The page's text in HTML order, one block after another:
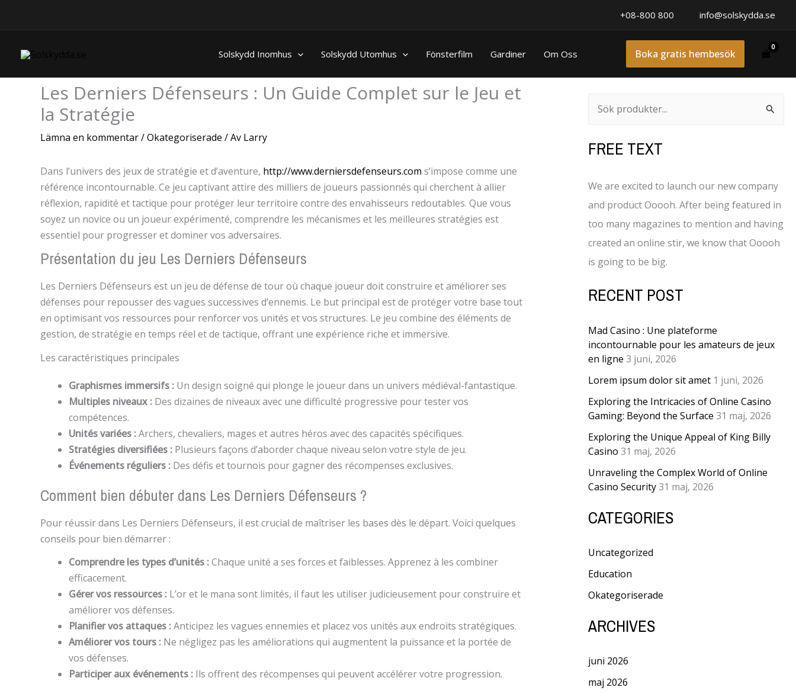
+08-800 800 info@solskydda.se
Solskydd Inomhus Solskydd Utomhus Fönsterfilm Gardiner Om Oss Boka gratis hembesök
Les Derniers Défenseurs : Un Guide Complet sur le Jeu et
la Stratégie
Lämna en kommentar/Okategoriserade / Av Larry
Dans l’univers des jeux de stratégie et d’aventure, http://www.derniersdefenseurs.com s’impose comme une
référence incontournable. Ce jeu captivant attire des milliers de joueurs passionnés qui cherchent à allier
réflexion, rapidité et tactique pour protéger leur territoire contre des envahisseurs redoutables. Que vous
soyez un novice ou un joueur expérimenté, comprendre les mécanismes et les meilleures stratégies est
essentiel pour progresser et dominer vos adversaires.
Présentation du jeu Les Derniers Défenseurs
Les Derniers Défenseurs est un jeu de défense de tour où chaque joueur doit construire et améliorer ses
défenses pour repousser des vagues successives d’ennemis. Le but principal est de protéger votre base tout
en optimisant vos ressources pour renforcer vos unités et vos structures. Le jeu combine des éléments de
gestion, de stratégie en temps réel et de tactique, offrant une expérience riche et immersive.
Les caractéristiques principales
Graphismes immersifs : Un design soigné qui plonge le joueur dans un univers médiéval-fantastique.
Multiples niveaux : Des dizaines de niveaux avec une difficulté progressive pour tester vos
compétences.
Unités variées :Archers, chevaliers, mages et autres héros avec des capacités spécifiques.
Stratégies diversifiées : Plusieurs façons d’aborder chaque niveau selon votre style de jeu.
Événements réguliers : Des défis et tournois pour gagner des récompenses exclusives.
Comment bien débuter dans Les Derniers Défenseurs ?
Pour réussir dans Les Derniers Défenseurs, il est crucial de maîtriser les bases dès le départ. Voici quelques
conseils pour bien démarrer :
Comprendre les types d’unités :Chaque unité a ses forces et faiblesses. Apprenez à les combiner
efficacement.
Gérer vos ressources : L’or et le mana sont limités, il faut les utiliser judicieusement pour construire et
améliorer vos défenses.
Planifier vos attaques :Anticipez les vagues ennemies et placez vos unités aux endroits stratégiques.
Améliorer vos tours : Ne négligez pas les améliorations qui augmentent la puissance et la portée de
vos défenses.
Participer aux événements : Ils offrent des récompenses qui peuvent accélérer votre progression.
Search
k
f
t
e
r
:
FREE TEXT
We are excited to launch our new company
and product Ooooh. After being featured in
too many magazines to mention and having
created an online stir, we know that Ooooh
is going to be big.
RECENT POST
Mad Casino : Une plateforme
incontournable pour les amateurs de jeux
en ligne 3 juni, 2026
Lorem ipsum dolor sit amet 1 juni, 2026
Exploring the Intricacies of Online Casino
Gaming: Beyond the Surface 31 maj, 2026
Exploring the Unique Appeal of King Billy
Casino 31 maj, 2026
Unraveling the Complex World of Online
Casino Security31 maj, 2026
CATEGORIES
Uncategorized
Education
Okategoriserade
ARCHIVES
juni 2026
maj 2026